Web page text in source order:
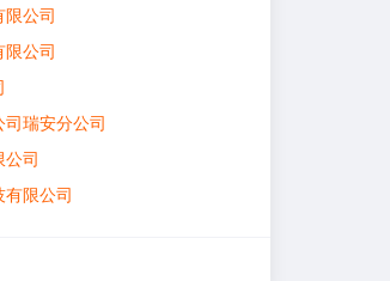
公司
公司
瑞安分公司
司
限公司